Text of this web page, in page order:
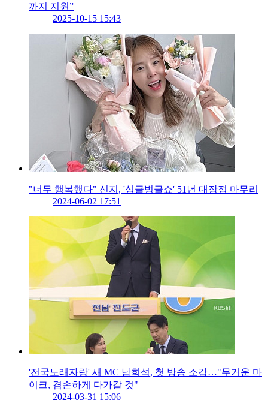
까지 지원”
2025-10-15 15:43
"너무 행복했다" 신지, '싱글벙글쇼' 51년 대장정 마무리
2024-06-02 17:51
'전국노래자랑' 새 MC 남희석, 첫 방송 소감…"무거운 마
이크, 겸손하게 다가갈 것"
2024-03-31 15:06